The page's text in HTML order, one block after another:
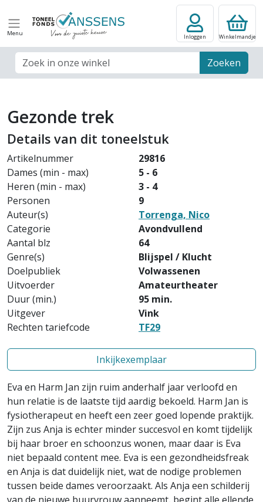
Menu
Zoek veld Zoeken
Inloggen Winkelmandje
Gezonde trek
Details van dit toneelstuk
Artikelnummer
29816
Dames (min - max)
5 - 6
Heren (min - max)
3 - 4
Personen
9
Auteur(s)
Torrenga, Nico
Categorie
Avondvullend
Aantal blz
64
Genre(s)
Blijspel / Klucht
Doelpubliek
Volwassenen
Uitvoerder
Amateurtheater
Duur (min.)
95 min.
Uitgever
Vink
Rechten tariefcode
TF29
Inkijkexemplaar
Eva en Harm Jan zijn ruim anderhalf jaar verloofd en
hun relatie is de laatste tijd aardig bekoeld. Harm Jan is
fysiotherapeut en heeft een zeer goed lopende praktijk.
Zijn zus Anja is echter minder succesvol en komt tijdelijk
bij haar broer en schoonzus wonen, maar daar is Eva
niet bepaald content mee. Eva is een gezondheidsfreak
en Anja is dat duidelijk niet, wat de nodige problemen
tussen beide dames veroorzaakt. Als Anja een schilderij